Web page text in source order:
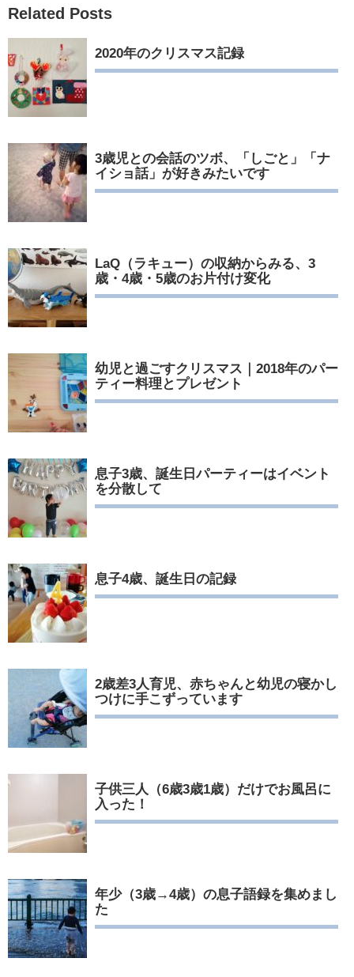
Related Posts
2020年のクリスマス記録
3歳児との会話のツボ、「しごと」「ナ
イショ話」が好きみたいです
LaQ（ラキュー）の収納からみる、3
歳・4歳・5歳のお片付け変化
幼児と過ごすクリスマス｜2018年のパー
ティー料理とプレゼント
息子3歳、誕生日パーティーはイベント
を分散して
息子4歳、誕生日の記録
2歳差3人育児、赤ちゃんと幼児の寝かし
つけに手こずっています
子供三人（6歳3歳1歳）だけでお風呂に
入った！
年少（3歳→4歳）の息子語録を集めまし
た